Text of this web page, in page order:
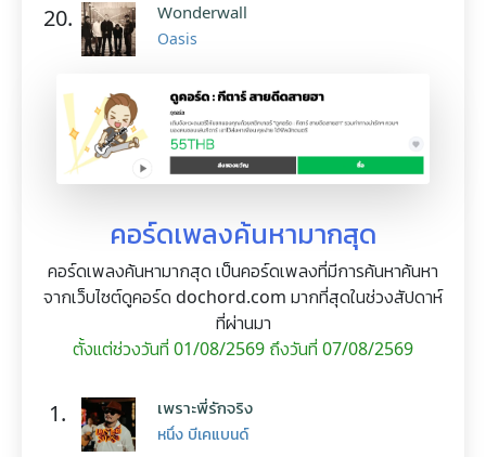
20. Wonderwall
Oasis
คอร์ดเพลงค้นหามากสุด
คอร์ดเพลงค้นหามากสุด เป็นคอร์ดเพลงที่มีการค้นหาค้นหา
จากเว็บไซต์ดูคอร์ด dochord.com มากที่สุดในช่วงสัปดาห์
ที่ผ่านมา
ตั้งแต่ช่วงวันที่ 01/08/2569 ถึงวันที่ 07/08/2569
1. เพราะพี่รักจริง
หนึ่ง บีเคแบนด์